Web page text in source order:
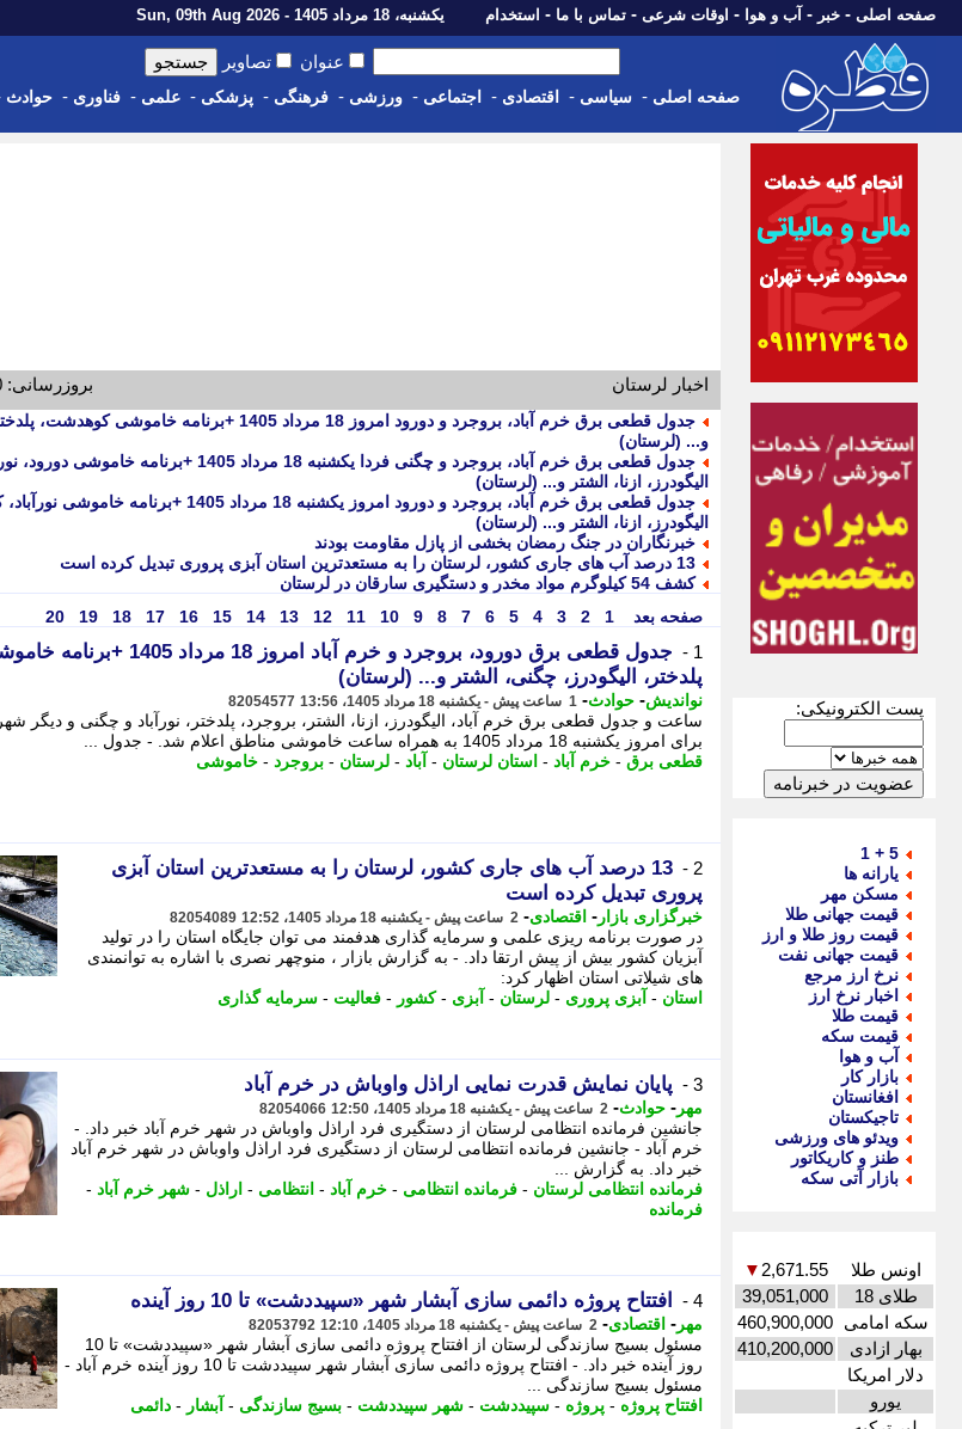
صفحه اصلی - خبر - آب و هوا - اوقات شرعی - تماس با ما - استخدام یکشنبه، 18 مرداد 1405 - Sun, 09th Aug 2026
عنوان تصاویر
صفحه اصلی - سیاسی - اقتصادی - اجتماعی - ورزشی - فرهنگی - پزشکی - علمی - فناوری - حوادث
پست الکترونیکی:
5 + 1
یارانه ها
مسکن مهر
قیمت جهانی طلا
قیمت روز طلا و ارز
قیمت جهانی نفت
نرخ ارز مرجع
اخبار نرخ ارز
قیمت طلا
قیمت سکه
آب و هوا
بازار کار
افغانستان
تاجیکستان
ویدئو های ورزشی
طنز و کاریکاتور
بازار آتی سکه
اونس طلا 2,671.55
▼
طلای 18
39,051,000
سکه امامی 460,900,000
بهار ازادی
410,200,000
دلار امریکا
یورو
اخبار لرستان بروزرسانی: 15:00
جدول قطعی برق خرم آباد، بروجرد و دورود امروز 18 مرداد 1405
و... (لرستان)
جدول قطعی برق خرم آباد، بروجرد و چگنی فردا یکشنبه 18 مرداد
الیگودرز، ازنا، الشتر و... (لرستان)
جدول قطعی برق خرم آباد، بروجرد و دورود امروز یکشنبه 18 مرداد
الیگودرز، ازنا، الشتر و... (لرستان)
خبرنگاران در جنگ رمضان بخشی از پازل مقاومت بودند
13 درصد آب های جاری کشور، لرستان را به مستعدترین استان آبزی پروری تبدیل کرده است
کشف 54 کیلوگرم مواد مخدر و دستگیری سارقان در لرستان
صفحه بعد
1
2
3
4
5
6
7
8
9
10
11
12
13
14
15
16
17
18
19
20
1 -
جدول قطعی برق دورود، بروجرد و خرم آباد
پلدختر، الیگودرز، چگنی، الشتر و... (لرستان)
نواندیش- حوادث- 1 ساعت پیش - یکشنبه 18 مرداد 1405، 13:56 82054577
ساعت و جدول قطعی برق خرم آباد، الیگودرز، ازنا، الشتر، بروجرد، پلدختر، نورآباد و چگنی و دیگر
برای امروز یکشنبه 18 مرداد 1405 به همراه ساعت خاموشی مناطق اعلام شد. - جدول ...
قطعی برق - خرم آباد - استان لرستان - آباد - لرستان - بروجرد - خاموشی
2 -
13 درصد آب های جاری کشور، لرستان را به مستعدترین استان آبزی
پروری تبدیل کرده است
خبرگزاری بازار - اقتصادی- 2 ساعت پیش - یکشنبه 18 مرداد 1405، 12:52 82054089
در صورت برنامه ریزی علمی و سرمایه گذاری هدفمند می توان جایگاه استان را در تولید
آبزیان کشور بیش از پیش ارتقا داد. - به گزارش بازار ، منوچهر نصری با اشاره به توانمندی
های شیلاتی استان اظهار کرد:
استان - آبزی پروری - لرستان - آبزی -کشور - فعالیت - سرمایه گذاری
3 - پایان نمایش قدرت نمایی اراذل واوباش در خرم آباد
مهر - حوادث- 2 ساعت پیش - یکشنبه 18 مرداد 1405، 12:50 82054066
جانشین فرمانده انتظامی لرستان از دستگیری فرد اراذل واوباش در شهر خرم آباد خبر داد. -
خرم آباد - جانشین فرمانده انتظامی لرستان از دستگیری فرد اراذل واوباش در شهر خرم آباد
خبر داد. به گزارش ...
فرمانده انتظامی لرستان - فرمانده انتظامی - خرم آباد - انتظامی - اراذل - شهر خرم آباد -
فرمانده
4 - افتتاح پروژه دائمی سازی آبشار شهر «سپیددشت» تا 10 روز آینده
مهر - اقتصادی- 2 ساعت پیش - یکشنبه 18 مرداد 1405، 12:10 82053792
مسئول بسیج سازندگی لرستان از افتتاح پروژه دائمی سازی آبشار شهر «سپیددشت» تا 10
روز آینده خبر داد. - افتتاح پروژه دائمی سازی آبشار شهر سپیددشت تا 10 روز آینده خرم آباد -
مسئول بسیج سازندگی ...
افتتاح پروژه - پروژه - سپیددشت - شهر سپیددشت - بسیج سازندگی - آبشار - دائمی